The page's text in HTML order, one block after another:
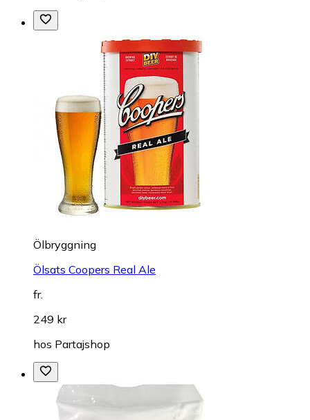
Ölbryggning
Ölsats Coopers Real Ale
fr.
249 kr
hos Partajshop